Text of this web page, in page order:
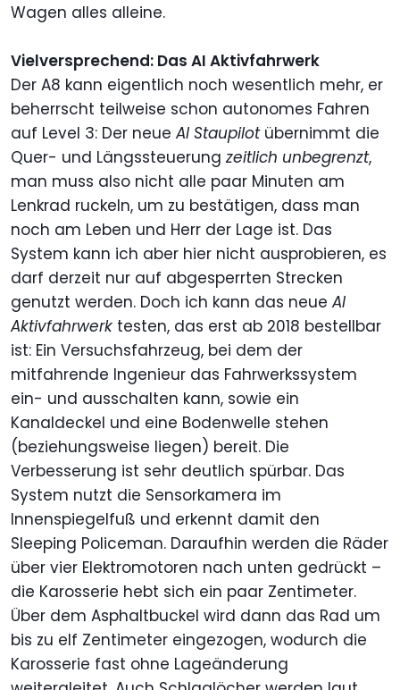
Wagen alles alleine.
Vielversprechend: Das AI Aktivfahrwerk
Der A8 kann eigentlich noch wesentlich mehr, er
beherrscht teilweise schon autonomes Fahren
auf Level 3: Der neue AI Staupilotübernimmt die
Quer- und Längssteuerung zeitlich unbegrenzt,
man muss also nicht alle paar Minuten am
Lenkrad ruckeln, um zu bestätigen, dass man
noch am Leben und Herr der Lage ist. Das
System kann ich aber hier nicht ausprobieren, es
darf derzeit nur auf abgesperrten Strecken
genutzt werden. Doch ich kann das neue AI
Aktivfahrwerk testen, das erst ab 2018 bestellbar
ist: Ein Versuchsfahrzeug, bei dem der
mitfahrende Ingenieur das Fahrwerkssystem
ein- und ausschalten kann, sowie ein
Kanaldeckel und eine Bodenwelle stehen
(beziehungsweise liegen) bereit. Die
Verbesserung ist sehr deutlich spürbar. Das
System nutzt die Sensorkamera im
Innenspiegelfuß und erkennt damit den
Sleeping Policeman. Daraufhin werden die Räder
über vier Elektromotoren nach unten gedrückt –
die Karosserie hebt sich ein paar Zentimeter.
Über dem Asphaltbuckel wird dann das Rad um
bis zu elf Zentimeter eingezogen, wodurch die
Karosserie fast ohne Lageänderung